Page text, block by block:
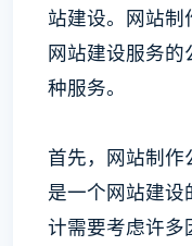
站建设。网站
网站建设服务
种服务。
首先，网站制
是一个网站建
计需要考虑许多